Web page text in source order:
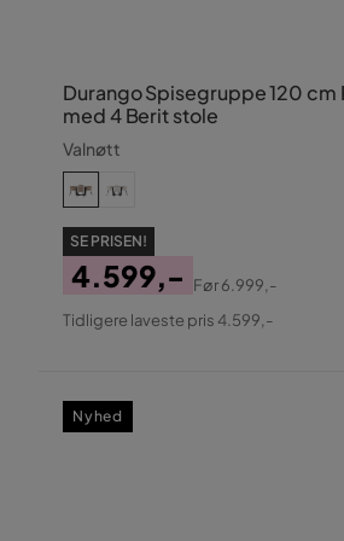
Durango Spisegruppe 120 cm
med 4 Berit stole
Valnøtt
SE PRISEN!
Pris
4.599,-
Original
Før6.999,-
Tidligere laveste pris 4.599,-
Nyhed